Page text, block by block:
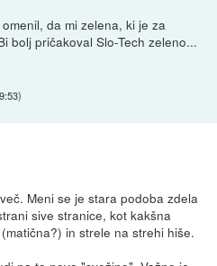
da mi zelena, ki je za
bolj pričakoval Slo-Tech zeleno...
)
Meni se je stara podoba zdela
sive stranice, kot kakšna
in strele na strehi hiše.